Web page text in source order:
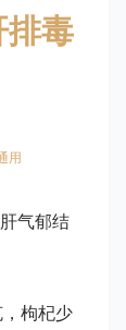
毒
用
气郁结
枸杞少